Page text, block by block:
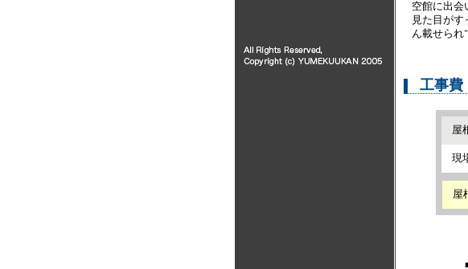
空館に出会
見た目がす
ん載せられ
工事費
屋
現
屋